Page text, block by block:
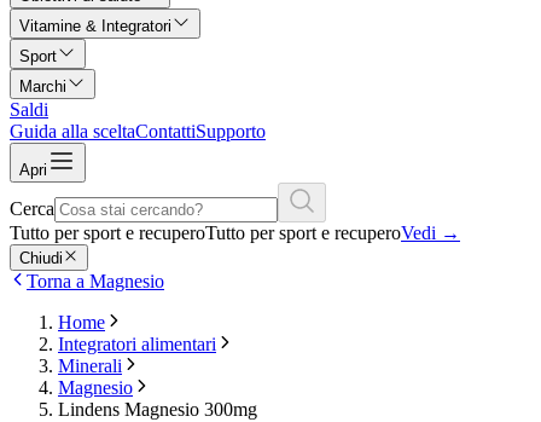
Vitamine & Integratori
Sport
Marchi
Saldi
Guida alla sceltaContattiSupporto
Apri
Cerca
Tutto per sport e recuperoTutto per sport e recuperoVedi →
Chiudi
Torna a Magnesio
Home
Integratori alimentari
Minerali
Magnesio
Lindens Magnesio 300mg